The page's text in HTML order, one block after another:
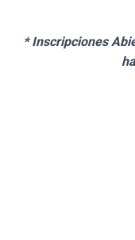
* Inscripciones